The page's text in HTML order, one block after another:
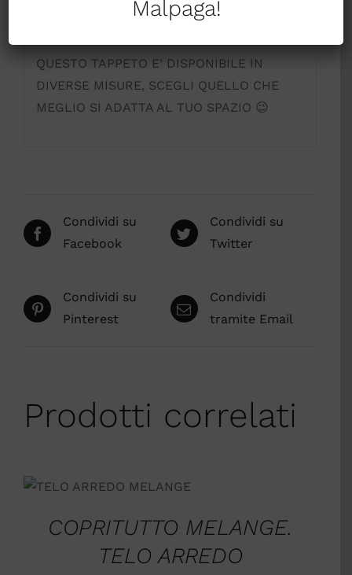
CHI AMA IL DESIGN MA NON VUOLE
QUESTO TAPPETO E’ DISPONIBILE IN
DIVERSE MISURE, SCEGLI QUELLO CHE
MEGLIO SI ADATTA AL TUO SPAZIO 😉
Condividi su
Facebook
Condividi su
Twitter
Condividi su
Pinterest
Condividi
tramite Email
Prodotti correlati
SCEGLI
/
COPRITUTTO MELANGE.
TELO ARREDO
Malpaga!